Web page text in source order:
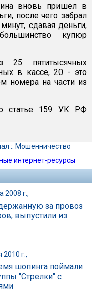
вновь пришел в
после чего забрал
сдавая деньги,
купюр
25 пятитысячных
в кассе, 20 - это
номера на части из
статье 159 УК РФ
:: Мошенничество
интернет-ресурсы
2008 г.,
за провоз
выпустили из
2010 г.,
шопинга поймали
"Стрелки" с